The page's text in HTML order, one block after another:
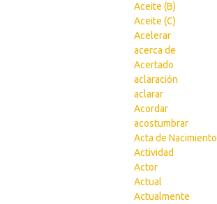
Aceite (B)
Aceite (C)
Acelerar
acerca de
Acertado
aclaración
aclarar
Acordar
acostumbrar
Acta de Nacimiento
Actividad
Actor
Actual
Actualmente